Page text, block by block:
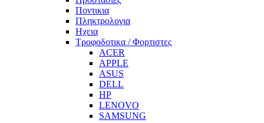
Ποντικια
Πληκτρολογια
Ηχεια
Τροφοδοτικα / Φορτιστες
ACER
APPLE
ASUS
DELL
HP
LENOVO
SAMSUNG